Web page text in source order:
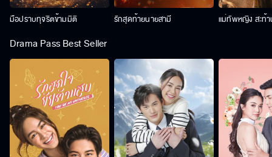
มือปราบทุจริตข้ามมิติ รักสุดท้ายนายสามี แม่ทัพหญิง สะท้
Drama Pass Best Seller